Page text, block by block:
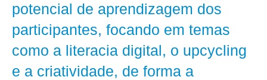
potencial de aprendizagem dos
participantes, focando em temas
como a literacia digital, o upcycling
e a criatividade, de forma a